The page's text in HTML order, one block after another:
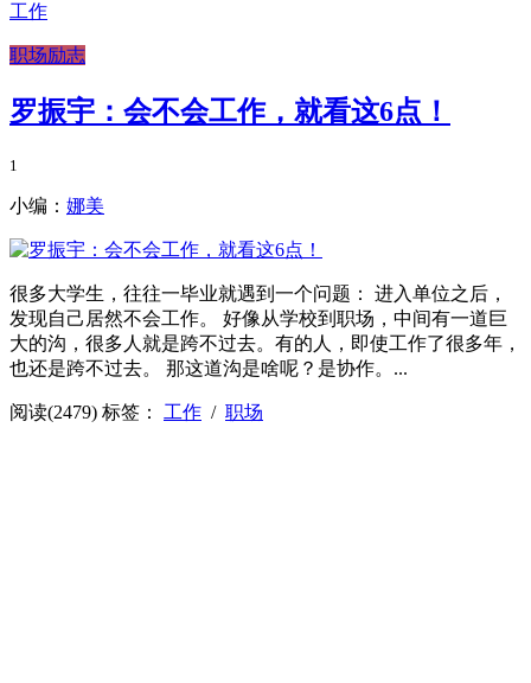
工作
职场励志
罗振宇：会不会工作，就看这6点！
1
小编： 娜美
很多大学生，往往一毕业就遇到一个问题： 进入单位之后，
发现自己居然不会工作。 好像从学校到职场，中间有一道巨
大的沟，很多人就是跨不过去。有的人，即使工作了很多年，
也还是跨不过去。 那这道沟是啥呢？是协作。...
阅读(2479) 标签： 工作 / 职场